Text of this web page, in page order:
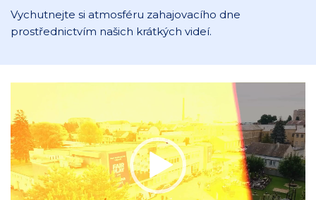
Vychutnejte si atmosféru zahajovacího dne
prostřednictvím našich krátkých videí.